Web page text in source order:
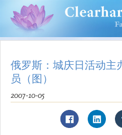
俄罗斯：城庆日活动主
员（图）
2007-10-05